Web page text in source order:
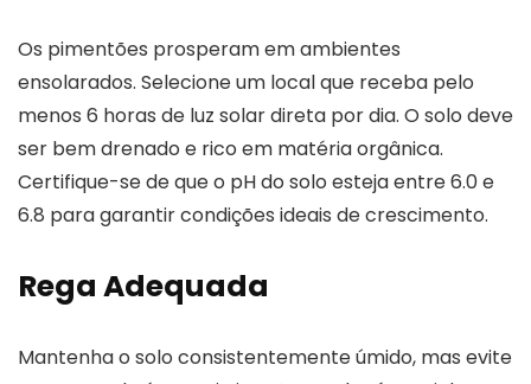
Os pimentões prosperam em ambientes
ensolarados. Selecione um local que receba pelo
menos 6 horas de luz solar direta por dia. O solo deve
ser bem drenado e rico em matéria orgânica.
Certifique-se de que o pH do solo esteja entre 6.0 e
6.8 para garantir condições ideais de crescimento.
Rega Adequada
Mantenha o solo consistentemente úmido, mas evite